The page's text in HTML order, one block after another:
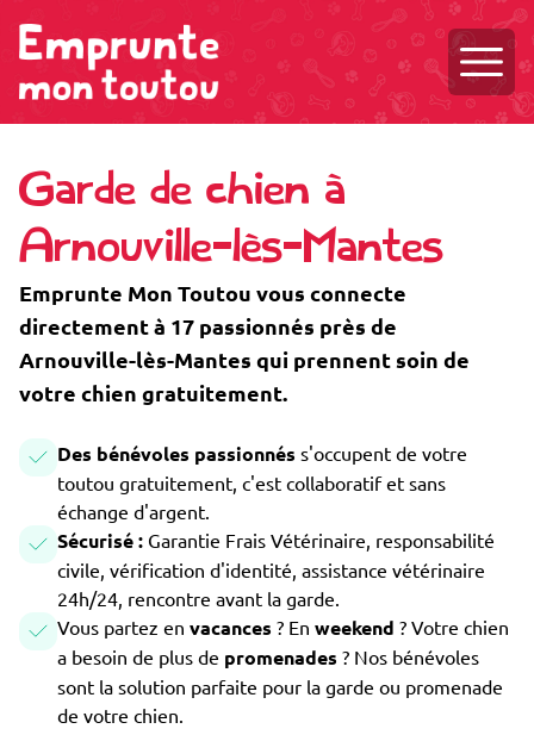
Garde de chien à
Arnouville-lès-Mantes
Emprunte Mon Toutou vous connecte
directement à 17 passionnés près de
Arnouville-lès-Mantes qui prennent soin de
votre chien gratuitement.
Des bénévoles passionnés s'occupent de votre
toutou gratuitement, c'est collaboratif et sans
échange d'argent.
Sécurisé : Garantie Frais Vétérinaire, responsabilité
civile, vérification d'identité, assistance vétérinaire
24h/24, rencontre avant la garde.
Vous partez en vacances ? En weekend ? Votre chien
a besoin de plus de promenades ? Nos bénévoles
sont la solution parfaite pour la garde ou promenade
de votre chien.